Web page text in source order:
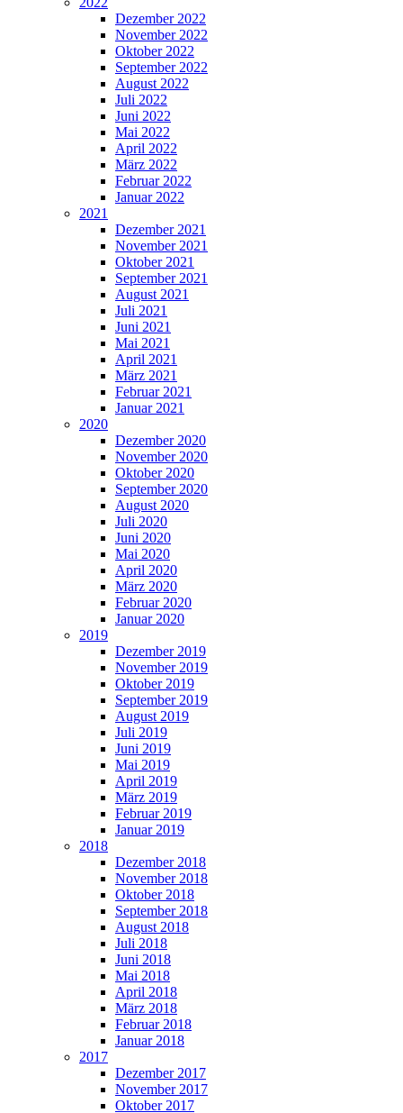
Dezember 2022
November 2022
Oktober 2022
September 2022
August 2022
Juli 2022
Juni 2022
Mai 2022
April 2022
März 2022
Februar 2022
Januar 2022
2021
Dezember 2021
November 2021
Oktober 2021
September 2021
August 2021
Juli 2021
Juni 2021
Mai 2021
April 2021
März 2021
Februar 2021
Januar 2021
2020
Dezember 2020
November 2020
Oktober 2020
September 2020
August 2020
Juli 2020
Juni 2020
Mai 2020
April 2020
März 2020
Februar 2020
Januar 2020
2019
Dezember 2019
November 2019
Oktober 2019
September 2019
August 2019
Juli 2019
Juni 2019
Mai 2019
April 2019
März 2019
Februar 2019
Januar 2019
2018
Dezember 2018
November 2018
Oktober 2018
September 2018
August 2018
Juli 2018
Juni 2018
Mai 2018
April 2018
März 2018
Februar 2018
Januar 2018
2017
Dezember 2017
November 2017
Oktober 2017